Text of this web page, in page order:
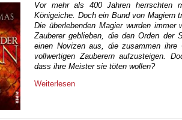
Vor mehr als 400 Jahren herrschten
Königeiche. Doch ein Bund von Magiern
Die überlebenden Magier wurden
Zauberer geblieben, die den Orden der
einen Novizen aus, die zusammen ihre
vollwertigen Zauberern aufzusteigen.
dass ihre Meister sie töten wollen?
Weiterlesen